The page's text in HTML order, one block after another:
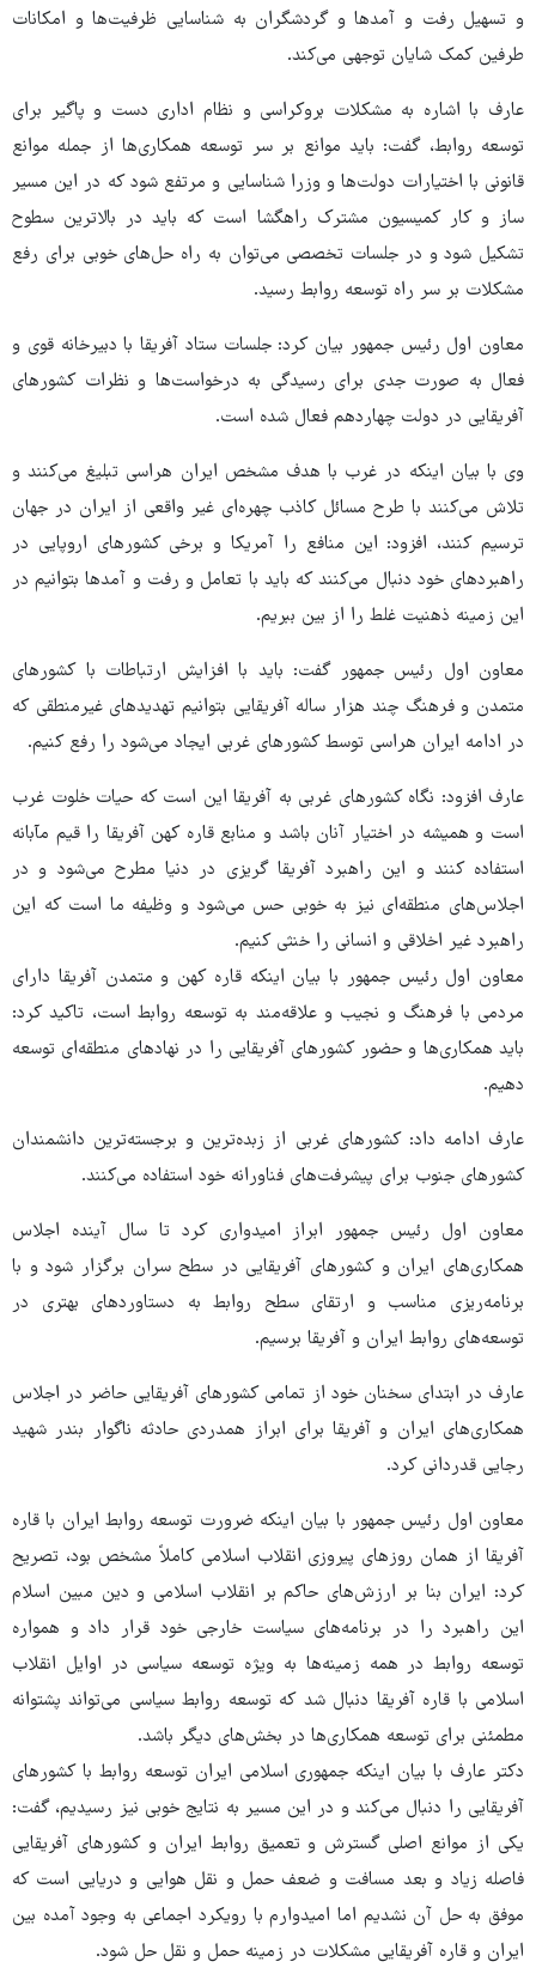
و تسهیل رفت و آمدها و گردشگران به شناسایی ظرفیت‌ها و امکانات
طرفین کمک شایان توجهی می‌کند.
عارف با اشاره به مشکلات بروکراسی و نظام اداری دست و پاگیر برای
توسعه روابط، گفت: باید موانع بر سر توسعه همکاری‌ها از جمله موانع
قانونی با اختیارات دولت‌ها و وزرا شناسایی و مرتفع شود که در این مسیر
ساز و کار کمیسیون مشترک راهگشا است که باید در بالاترین سطوح
تشکیل شود و در جلسات تخصصی می‌توان به راه حل‌های خوبی برای رفع
مشکلات بر سر راه توسعه روابط رسید.
معاون اول رئیس جمهور بیان کرد: جلسات ستاد آفریقا با دبیرخانه قوی و
فعال به صورت جدی برای رسیدگی به درخواست‌ها و نظرات کشورهای
آفریقایی در دولت چهاردهم فعال شده است.
وی با بیان اینکه در غرب با هدف مشخص ایران هراسی تبلیغ می‌کنند و
تلاش می‌کنند با طرح مسائل کاذب چهره‌ای غیر واقعی از ایران در جهان
ترسیم کنند، افزود: این منافع را آمریکا و برخی کشورهای اروپایی در
راهبردهای خود دنبال می‌کنند که باید با تعامل و رفت و آمدها بتوانیم در
این زمینه ذهنیت غلط را از بین ببریم.
معاون اول رئیس جمهور گفت: باید با افزایش ارتباطات با کشورهای
متمدن و فرهنگ چند هزار ساله آفریقایی بتوانیم تهدیدهای غیرمنطقی که
در ادامه ایران هراسی توسط کشورهای غربی ایجاد می‌شود را رفع کنیم.
عارف افزود: نگاه کشورهای غربی به آفریقا این است که حیات خلوت غرب
است و همیشه در اختیار آنان باشد و منابع قاره کهن آفریقا را قیم مآبانه
استفاده کنند و این راهبرد آفریقا گریزی در دنیا مطرح می‌شود و در
اجلاس‌های منطقه‌ای نیز به خوبی حس می‌شود و وظیفه ما است که این
راهبرد غیر اخلاقی و انسانی را خنثی کنیم.
معاون اول رئیس جمهور با بیان اینکه قاره کهن و متمدن آفریقا دارای
مردمی با فرهنگ و نجیب و علاقه‌مند به توسعه روابط است، تاکید کرد:
باید همکاری‌ها و حضور کشورهای آفریقایی را در نهادهای منطقه‌ای توسعه
دهیم.
عارف ادامه داد: کشورهای غربی از زبده‌ترین و برجسته‌ترین دانشمندان
کشورهای جنوب برای پیشرفت‌های فناورانه خود استفاده می‌کنند.
معاون اول رئیس جمهور ابراز امیدواری کرد تا سال آینده اجلاس
همکاری‌های ایران و کشورهای آفریقایی در سطح سران برگزار شود و با
برنامه‌ریزی مناسب و ارتقای سطح روابط به دستاوردهای بهتری در
توسعه‌های روابط ایران و آفریقا برسیم.
عارف در ابتدای سخنان خود از تمامی کشورهای آفریقایی حاضر در اجلاس
همکاری‌های ایران و آفریقا برای ابراز همدردی حادثه ناگوار بندر شهید
رجایی قدردانی کرد.
معاون اول رئیس جمهور با بیان اینکه ضرورت توسعه روابط ایران با قاره
آفریقا از همان روزهای پیروزی انقلاب اسلامی کاملاً مشخص بود، تصریح
کرد: ایران بنا بر ارزش‌های حاکم بر انقلاب اسلامی و دین مبین اسلام
این راهبرد را در برنامه‌های سیاست خارجی خود قرار داد و همواره
توسعه روابط در همه زمینه‌ها به ویژه توسعه سیاسی در اوایل انقلاب
اسلامی با قاره آفریقا دنبال شد که توسعه روابط سیاسی می‌تواند پشتوانه
مطمئنی برای توسعه همکاری‌ها در بخش‌های دیگر باشد.
دکتر عارف با بیان اینکه جمهوری اسلامی ایران توسعه روابط با کشورهای
آفریقایی را دنبال می‌کند و در این مسیر به نتایج خوبی نیز رسیدیم، گفت:
یکی از موانع اصلی گسترش و تعمیق روابط ایران و کشورهای آفریقایی
فاصله زیاد و بعد مسافت و ضعف حمل و نقل هوایی و دریایی است که
موفق به حل آن نشدیم اما امیدوارم با رویکرد اجماعی به وجود آمده بین
ایران و قاره آفریقایی مشکلات در زمینه حمل و نقل حل شود.